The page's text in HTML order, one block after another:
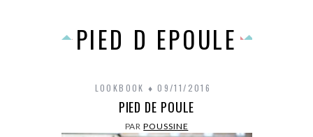
PIED D EPOULE
LOOKBOOK 09/11/2016
PIED DE POULE
PARPOUSSINE